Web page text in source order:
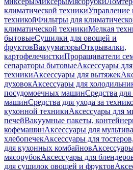
климатической техникиУправление
техникойФильтры для
климатической техникиМелкая
бытовыеСушилки для овощей и
фруктовВакууматорыОткрывалки,
картофелечисткиПроращиватели
сепараторы бытовыеАксессуары
техникиАксессуары для вытяжек
духовокАксессуары для
посудомоечных машинСредства
машинСредства для ухода за
кухонной техникиАксессуары для
печейВакуумные пакеты,
кофемашинАксессуары для
хлебопечекАксессуары для
для кухонных комбайнов
мясорубокАксессуары для
для сушилок овощей и фруктов